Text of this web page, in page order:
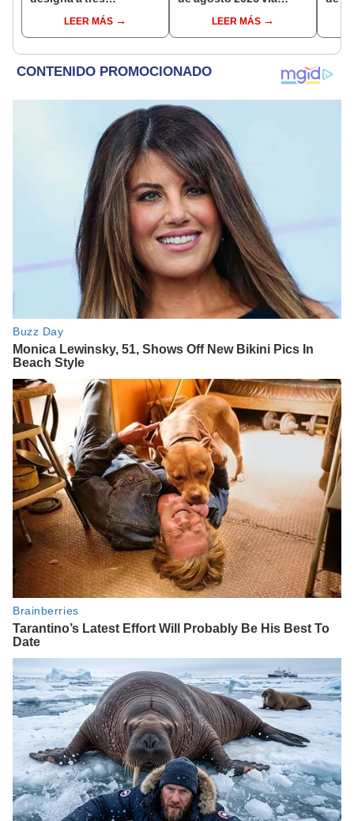
EjecutivoLEER MÁS
conoce las fechas de
depósito
LEER MÁS